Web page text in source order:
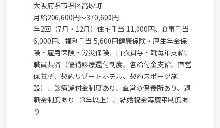
大阪府堺市堺区高砂町
月給206,600円～370,600円
年2回（7月・12月）住宅手当 11,000円、食事手当
6,000円、福利手当 5,600円健康保険・厚生年金保
険・雇用保険・労災保険、白衣貸与・靴毎年支給、
職員共済（優待診療還付制度、各給付金支給、直営
保養所、契約リゾートホテル、契約スポーツ施
設）、診療還付金制度あり、直営の保養所あり、退
職金制度あり（3年以上）、結婚祝金等慶弔制度あ
り